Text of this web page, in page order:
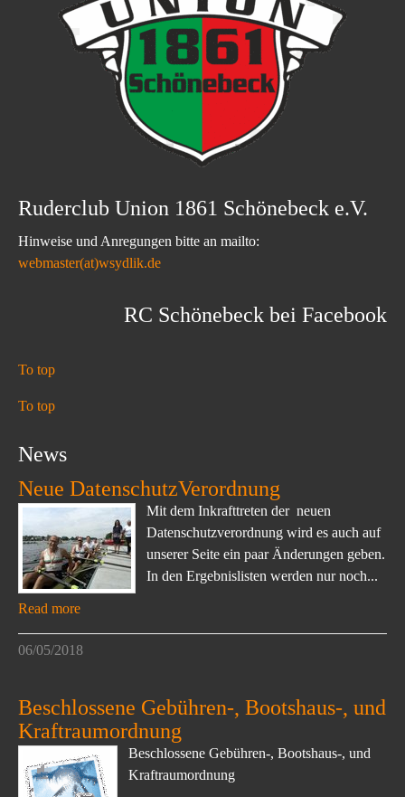
Ruderclub Union 1861 Schönebeck e.V.
Hinweise und Anregungen bitte an mailto:
webmaster(at)wsydlik.de
RC Schönebeck bei Facebook
To top
To top
News
Neue DatenschutzVerordnung
Mit dem Inkrafttreten der neuen
Datenschutzverordnung wird es auch auf
unserer Seite ein paar Änderungen geben.
In den Ergebnislisten werden nur noch...
Read more
06/05/2018
Beschlossene Gebühren-, Bootshaus-, und
Kraftraumordnung
Beschlossene Gebühren-, Bootshaus-, und
Kraftraumordnung